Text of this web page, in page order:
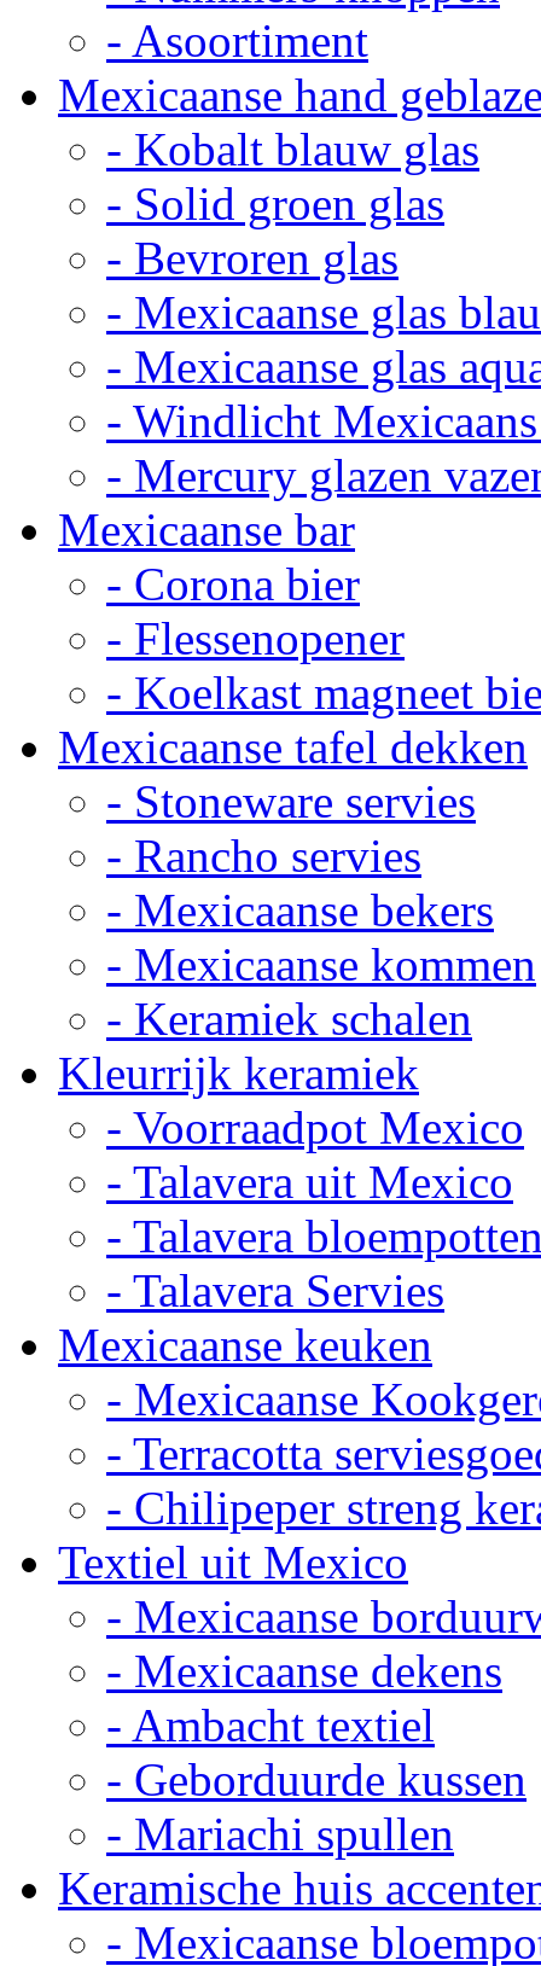
- Asoortiment
Mexicaanse hand
- Kobalt blauw glas
- Solid groen glas
- Bevroren glas
- Mexicaanse glas
- Mexicaanse glas
- Windlicht
- Mercury glazen
Mexicaanse bar
- Corona bier
- Flessenopener
- Koelkast magneet
Mexicaanse tafel dekken
- Stoneware servies
- Rancho servies
- Mexicaanse bekers
- Mexicaanse kommen
- Keramiek schalen
Kleurrijk keramiek
- Voorraadpot Mexico
- Talavera uit Mexico
- Talavera
- Talavera Servies
Mexicaanse keuken
- Mexicaanse
- Terracotta
- Chilipeper streng
Textiel uit Mexico
- Mexicaanse
- Mexicaanse dekens
- Ambacht textiel
- Geborduurde kussen
- Mariachi spullen
Keramische huis
- Mexicaanse